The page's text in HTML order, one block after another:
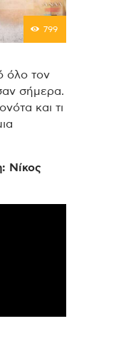
799
όλο τον
σήμερα.
και τι
Νίκος